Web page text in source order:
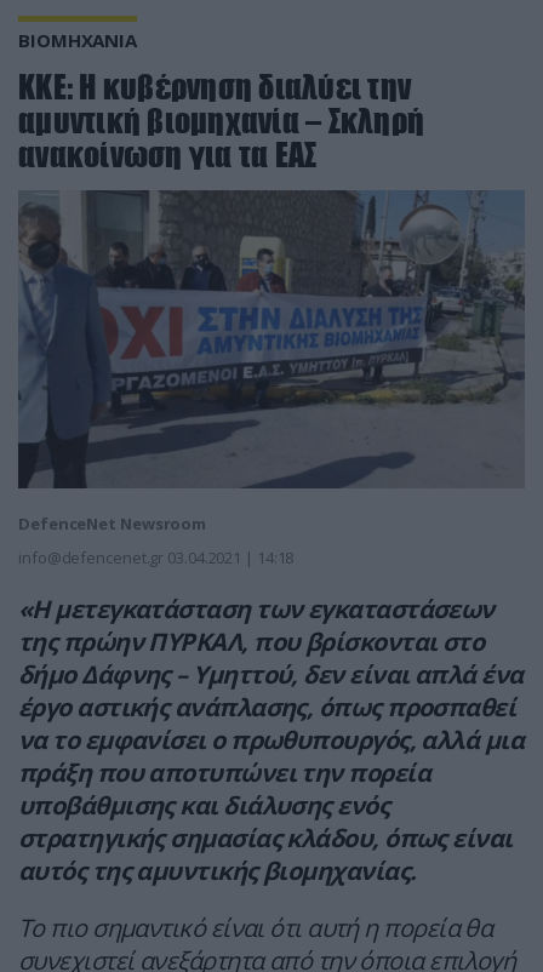
ΒΙΟΜΗΧΑΝΙΑ
ΚΚΕ: Η κυβέρνηση διαλύει την
αμυντική βιομηχανία – Σκληρή
ανακοίνωση για τα ΕΑΣ
DefenceNet Newsroom
info@defencenet.gr 03.04.2021 | 14:18
«Η μετεγκατάσταση των εγκαταστάσεων
της πρώην ΠΥΡΚΑΛ, που βρίσκονται στο
δήμο Δάφνης – Υμηττού, δεν είναι απλά ένα
έργο αστικής ανάπλασης, όπως προσπαθεί
να το εμφανίσει ο πρωθυπουργός, αλλά μια
πράξη που αποτυπώνει την πορεία
υποβάθμισης και διάλυσης ενός
στρατηγικής σημασίας κλάδου, όπως είναι
αυτός της αμυντικής βιομηχανίας.
Το πιο σημαντικό είναι ότι αυτή η πορεία θα
συνεχιστεί ανεξάρτητα από την όποια επιλογή